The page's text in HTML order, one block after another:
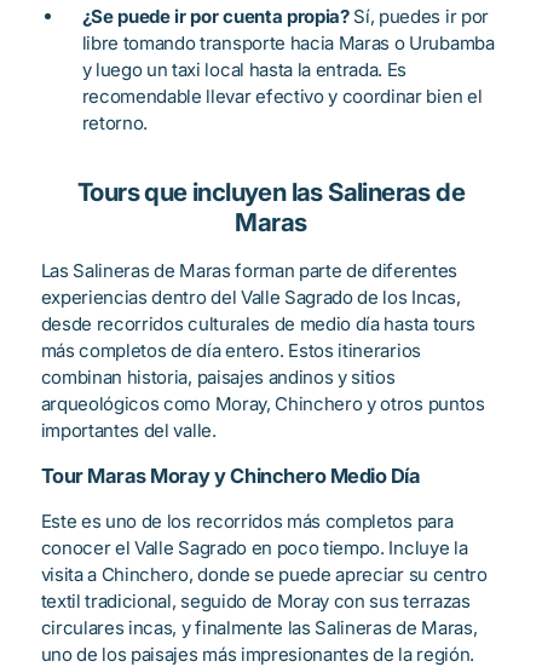
¿Se puede ir por cuenta propia? Sí, puedes ir por
libre tomando transporte hacia Maras o Urubamba
y luego un taxi local hasta la entrada. Es
recomendable llevar efectivo y coordinar bien el
retorno.
Tours que incluyen las Salineras de
Maras
Las Salineras de Maras forman parte de diferentes
experiencias dentro del Valle Sagrado de los Incas,
desde recorridos culturales de medio día hasta tours
más completos de día entero. Estos itinerarios
combinan historia, paisajes andinos y sitios
arqueológicos como Moray, Chinchero y otros puntos
importantes del valle.
Tour Maras Moray y Chinchero Medio Día
Este es uno de los recorridos más completos para
conocer el Valle Sagrado en poco tiempo. Incluye la
visita a Chinchero, donde se puede apreciar su centro
textil tradicional, seguido de Moray con sus terrazas
circulares incas, y finalmente las Salineras de Maras,
uno de los paisajes más impresionantes de la región.